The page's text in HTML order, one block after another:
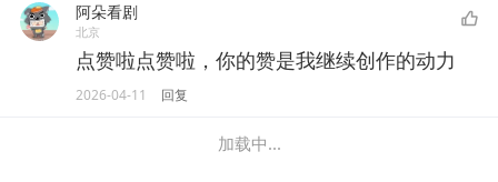
阿朵看剧
北京
点赞啦点赞啦，你的赞是我继续创作的动力
2026-04-11 回复
加载中...